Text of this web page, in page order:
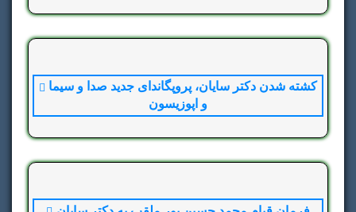
در حالیکه بسیاری از خبرگزاری‏های فارسی زبان ایران و
رژیم، به نشر خبر دروغ سپاه حرامی تروریست در مورد
انحلال قیام سپید چهارده آبان بدلیل دستگیری چند فرد بی
نام و نشان در استان البرز پرداختند، ما مردم ایران به
کوبش ششم پیام سی رهبر قیام اعلام شده است. از
کشته شدن دکتر سایان، پروپگاندای جدید صدا و سیما و
اپوزیسون
حقیرانه و بزدلانه در سکوت خبری در جستجوی رهبر قیام
سپید درمانده از همه جا حتی به بند پوتین رهبر قیام هم
ترساندن مردم با کات کردن تنها یک ثانیه از پیام سی رهبر
کشته شدن دکتر سایان، پروپگاندای جدید صدا و سیما
و اپوزیسون